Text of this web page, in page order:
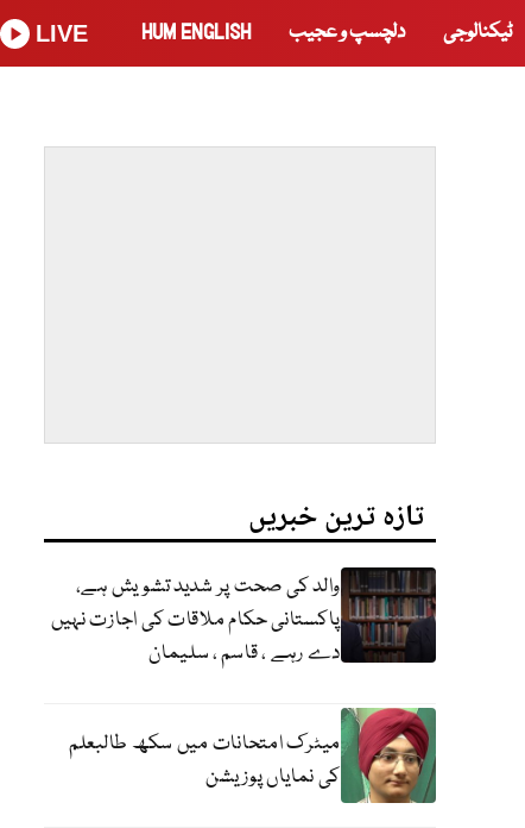
ٹیکنالوجی دلچسپ و عجیب HUM ENGLISH
LIVE
تازہ ترین خبریں
والد کی صحت پر شدید تشویش ہے،
پاکستانی حکام ملاقات کی اجازت نہیں
دے رہے ، قاسم ، سلیمان
میٹرک امتحانات میں سکھ طالبعلم
کی نمایاں پوزیشن